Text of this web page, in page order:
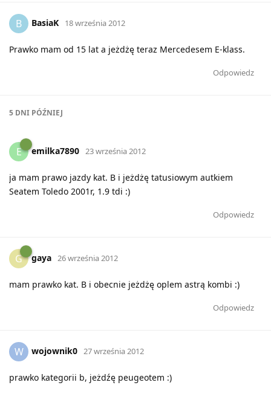
B BasiaK 18 września 2012
Prawko mam od 15 lat a jeżdżę teraz Mercedesem E-klass.
Odpowiedz
5 DNI PÓŹNIEJ
E emilka7890 23 września 2012
ja mam prawo jazdy kat. B i jeżdżę tatusiowym autkiem
Seatem Toledo 2001r, 1.9 tdi :)
Odpowiedz
G gaya 26 września 2012
mam prawko kat. B i obecnie jeżdżę oplem astrą kombi :)
Odpowiedz
W wojownik0 27 września 2012
prawko kategorii b, jeżdźę peugeotem :)